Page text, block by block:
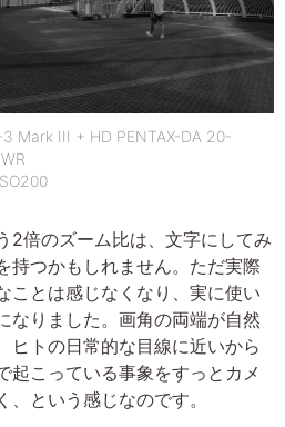
Mark III + HD PENTAX-DA 20-
倍のズーム比は、文字にしてみ
持つかもしれません。ただ実際
ことは感じなくなり、実に使い
なりました。画角の両端が自然
ヒトの日常的な目線に近いから
起こっている事象をすっとカメ
という感じなのです。